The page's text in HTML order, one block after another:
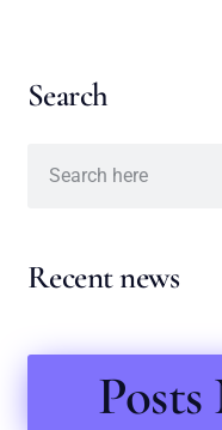
Search
Recent news